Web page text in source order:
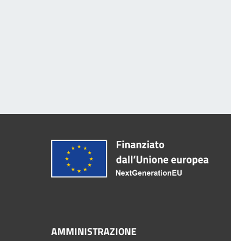
AMMINISTRAZIONE